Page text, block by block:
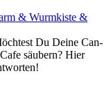
& Wurmkiste &
Du Deine Can-
säubern? Hier